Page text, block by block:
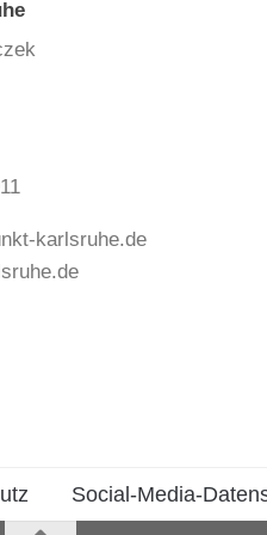
karlsruhe.de
Social-Media-